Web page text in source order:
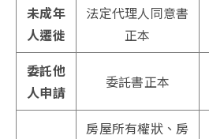
未成年
人遷徙
法定代理人同意書
正本
委託他
人申請
委託書正本
房屋所有權狀、房